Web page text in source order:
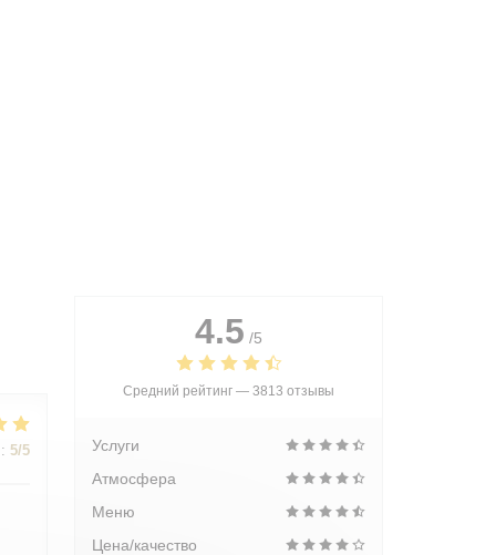
: 5/5
4.5 /5
Средний рейтинг — 3813 отзывы
Услуги
Атмосфера
Меню
Цена/качество